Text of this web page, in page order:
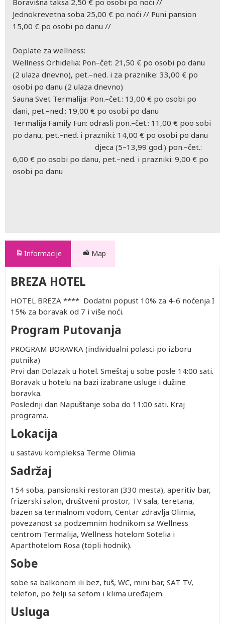
Boravišna taksa 2,50 € po osobi po noći //
Jednokrevetna soba 25,00 € po noći // Puni pansion
15,00 € po osobi po danu //
Doplate za wellness:
Wellness Orhidelia: Pon–čet: 21,50 € po osobi po danu
(2 ulaza dnevno), pet.–ned. i za praznike: 33,00 € po
osobi po danu (2 ulaza dnevno)
Sauna Svet Termalija: Pon.–čet.: 13,00 € po osobi po
dani, pet.–ned.: 19,00 € po osobi po danu
Termalija Family Fun: odrasli pon.–čet.: 11,00 € poo sobi
po danu, pet.–ned. i prazniki: 14,00 € po osobi po danu
djeca (5–13,99 god.) pon.–čet.:
6,00 € po osobi po danu, pet.–ned. i prazniki: 9,00 € po
osobi po danu
Informacije Map
BREZA HOTEL
HOTEL BREZA **** Dodatni popust 10% za 4-6 noćenja I
15% za boravak od 7 i više noći.
Program Putovanja
PROGRAM BORAVKA (individualni polasci po izboru
putnika)
Prvi dan Dolazak u hotel. Smeštaj u sobe posle 14:00 sati.
Boravak u hotelu na bazi izabrane usluge i dužine
boravka.
Poslednji dan Napuštanje soba do 11:00 sati. Kraj
programa.
Lokacija
u sastavu kompleksa Terme Olimia
Sadržaj
154 soba, pansionski restoran (330 mesta), aperitiv bar,
frizerski salon, društveni prostor, TV sala, teretana,
bazen sa termalnom vodom, Centar zdravlja Olimia,
povezanost sa podzemnim hodnikom sa Wellness
centrom Termalija, Wellness hotelom Sotelia i
Aparthotelom Rosa (topli hodnik).
Sobe
sobe sa balkonom ili bez, tuš, WC, mini bar, SAT TV,
telefon, po želji sa sefom i klima uređajem.
Usluga